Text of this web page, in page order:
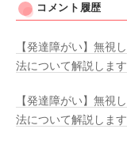
コメント履歴
【発達障がい】無視
法について解説します
【発達障がい】無視
法について解説します